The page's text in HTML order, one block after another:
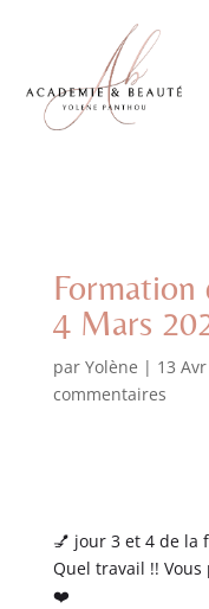
4 Mars
par Yolène | 13
commentaires
💅 jour 3 et 4 de la
Quel travail !!
❤️